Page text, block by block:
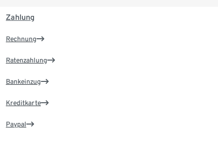
Zahlung
Rechnung
Ratenzahlung
Bankeinzug
Kreditkarte
Paypal